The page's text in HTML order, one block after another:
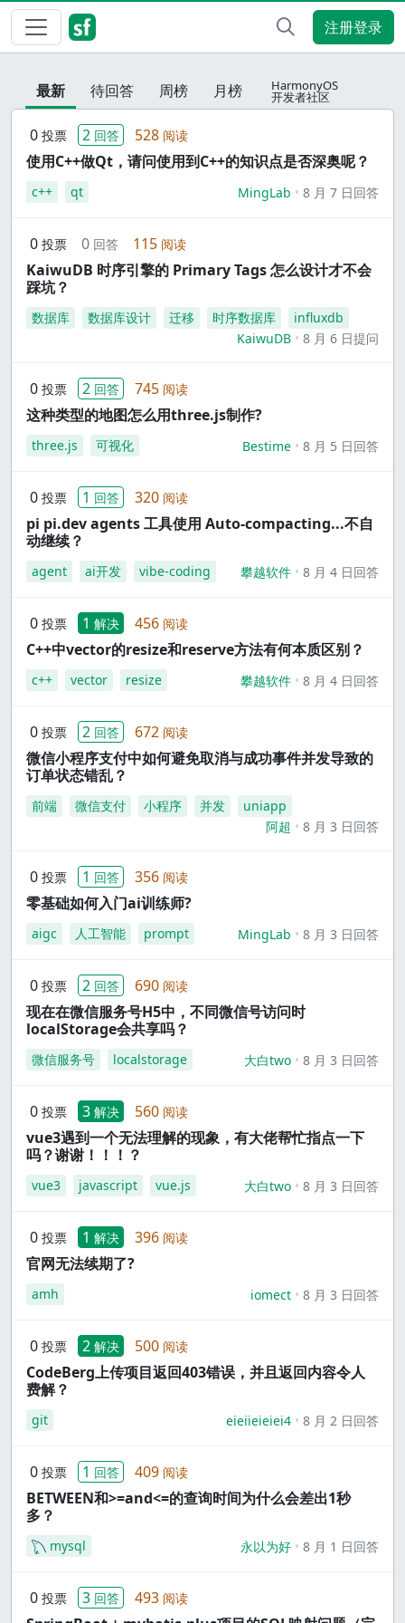
注册登录
最新 待回答 周榜 月榜 HarmonyOS
开发者社区
0 投票 2 回答 528 阅读
使用C++做Qt，请问使用到C++的知识点是否深奥呢？
c++ qt MingLab 8 月 7 日回答
0 投票 0 回答 115 阅读
KaiwuDB 时序引擎的 Primary Tags 怎么设计才不会
踩坑？
数据库 数据库设计 迁移 时序数据库
influxdb
KaiwuDB
8 月 6 日提问
0 投票 2 回答 745 阅读
这种类型的地图怎么用three.js制作?
three.js 可视化 Bestime 8 月 5 日回答
0 投票 1 回答 320 阅读
pi pi.dev agents 工具使用 Auto-compacting...不自
动继续？
agent ai开发 vibe-coding 攀越软件 8 月 4 日回答
0 投票 1 解决 456 阅读
C++中vector的resize和reserve方法有何本质区别？
c++ vector resize 攀越软件 8 月 4 日回答
0 投票 2 回答 672 阅读
微信小程序支付中如何避免取消与成功事件并发导致的
订单状态错乱？
前端 微信支付 小程序 并发
uniapp
阿超
8 月 3 日回答
0 投票 1 回答 356 阅读
零基础如何入门ai训练师?
aigc 人工智能 prompt MingLab 8 月 3 日回答
0 投票 2 回答 690 阅读
现在在微信服务号H5中，不同微信号访问时
localStorage会共享吗？
微信服务号 localstorage 大白two 8 月 3 日回答
0 投票 3 解决 560 阅读
vue3遇到一个无法理解的现象，有大佬帮忙指点一下
吗？谢谢！！！？
vue3 javascript vue.js 大白two 8 月 3 日回答
0 投票 1 解决 396 阅读
官网无法续期了?
amh iomect 8 月 3 日回答
0 投票 2 解决 500 阅读
CodeBerg上传项目返回403错误，并且返回内容令人
费解？
git eieiieieiei4 8 月 2 日回答
0 投票 1 回答 409 阅读
BETWEEN和>=and<=的查询时间为什么会差出1秒
多？
mysql 永以为好 8 月 1 日回答
0 投票 3 回答 493 阅读